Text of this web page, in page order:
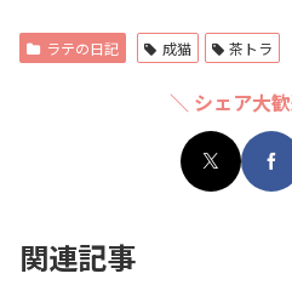
ラテの日記 成猫 茶トラ
＼ シェア大
関連記事